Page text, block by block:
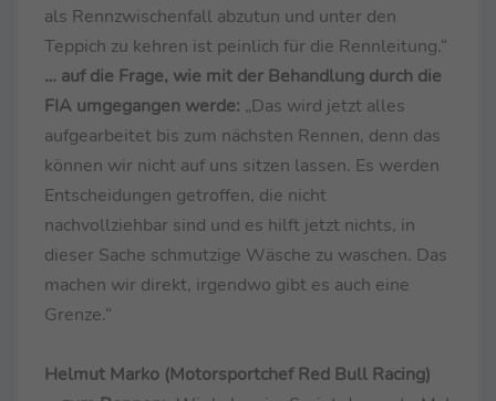
als Rennzwischenfall abzutun und unter den
Teppich zu kehren ist peinlich für die Rennleitung.“
… auf die Frage, wie mit der Behandlung durch die
FIA umgegangen werde: „Das wird jetzt alles
aufgearbeitet bis zum nächsten Rennen, denn das
können wir nicht auf uns sitzen lassen. Es werden
Entscheidungen getroffen, die nicht
nachvollziehbar sind und es hilft jetzt nichts, in
dieser Sache schmutzige Wäsche zu waschen. Das
machen wir direkt, irgendwo gibt es auch eine
Grenze.“
Helmut Marko (Motorsportchef Red Bull Racing)